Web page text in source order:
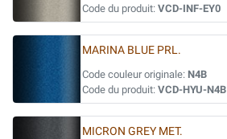
Code du produit: VCD-INF-EY0
MARINA BLUE PRL.
Code couleur originale: N4B
Code du produit: VCD-HYU-N4B
MICRON GREY MET.